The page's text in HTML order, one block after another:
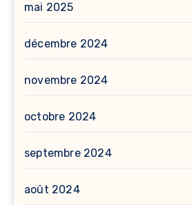
mai 2025
décembre 2024
novembre 2024
octobre 2024
septembre 2024
août 2024